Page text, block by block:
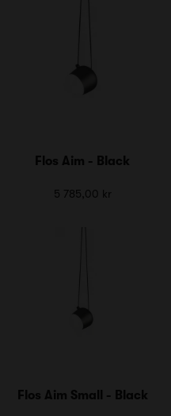
Flos Aim - Black
5 785,00 kr
Flos Aim Small - Black